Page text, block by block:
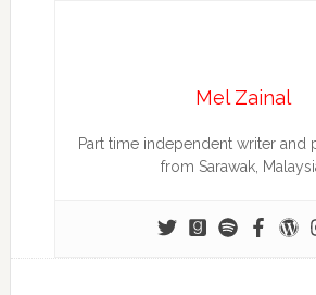
Mel Zainal
Part time independent writer and
from Sarawak,